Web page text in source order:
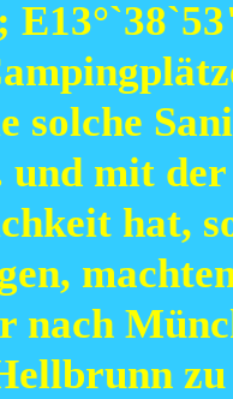
solche
und mit
hat,
nach